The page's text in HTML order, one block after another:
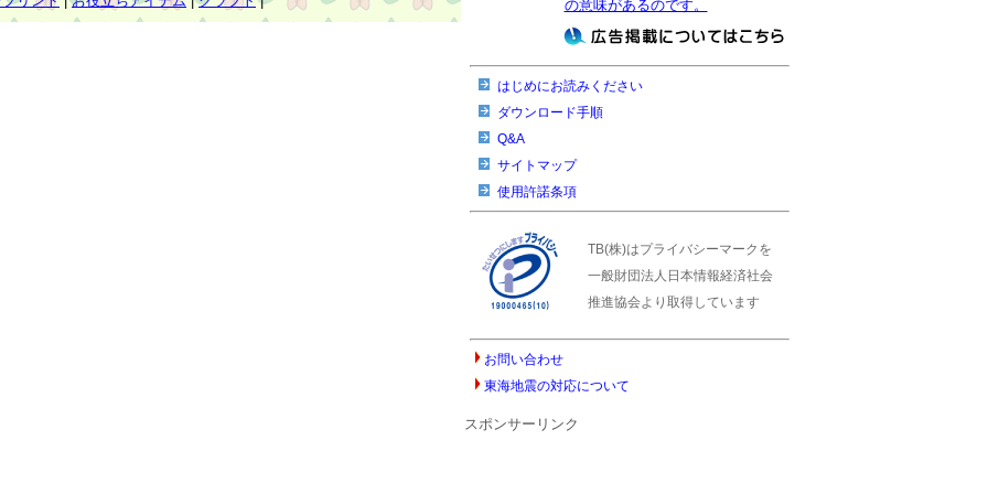
の意味があるのです。
はじめにお読みください
ダウンロード手順
Q&A
サイトマップ
使用許諾条項
TB(株)はプライバシーマークを
一般財団法人日本情報経済社会
推進協会より取得しています
お問い合わせ
東海地震の対応について
スポンサーリンク